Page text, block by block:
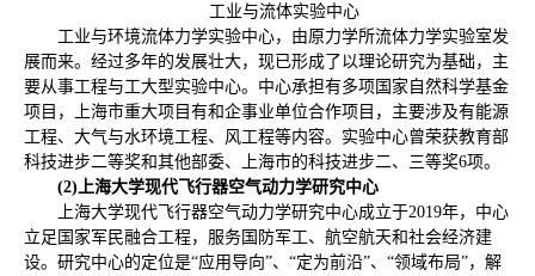
工业与流体实验中心
工业与环境流体力学实验中心，由原力学所流体力学实验室发
展而来。经过多年的发展壮大，现已形成了以理论研究为基础，主
要从事工程与工大型实验中心。中心承担有多项国家自然科学基金
项目，上海市重大项目有和企事业单位合作项目，主要涉及有能源
工程、大气与水环境工程、风工程等内容。实验中心曾荣获教育部
科技进步二等奖和其他部委、上海市的科技进步二、三等奖6项。
(2) 上海大学现代飞行器空气动力学研究中心
上海大学现代飞行器空气动力学研究中心成立于2019年，中心
立足国家军民融合工程，服务国防军工、航空航天和社会经济建
设。研究中心的定位是“应用导向”、“定为前沿”、“领域布局”，解